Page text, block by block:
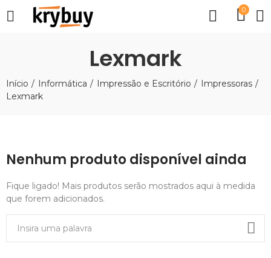
0
Lexmark
Início Informática Impressão e Escritório
Impressoras
Lexmark
Nenhum produto disponível ainda
Fique ligado! Mais produtos serão mostrados aqui à medida
que forem adicionados.